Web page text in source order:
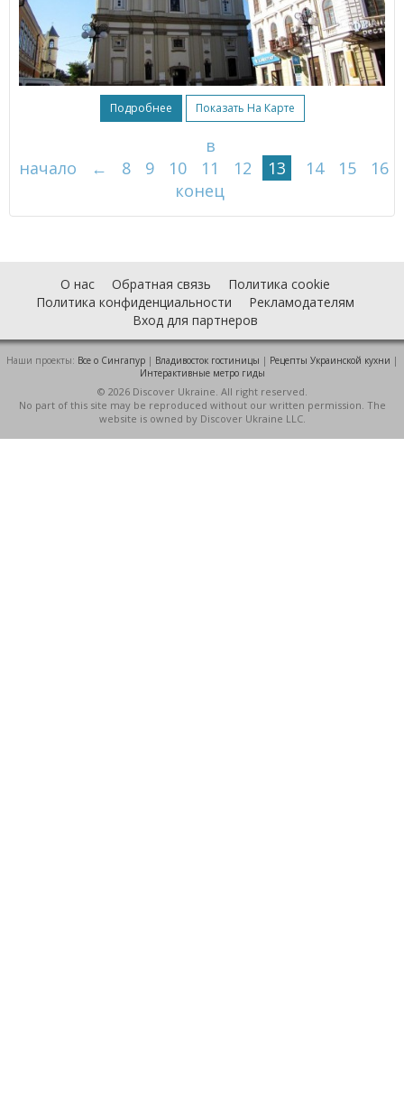
Подробнее Показать На Карте
в
начало
← 8 9 10 11 12 13 14 15 16
конец
О нас Обратная связь
Политика cookie
Политика конфиденциальности
Рекламодателям
Вход для партнеров
Наши проекты: Все о Cингапур | Владивосток гостиницы | Рецепты Украинской кухни |
Интерактивные метро гиды
© 2026 Discover Ukraine. All right reserved.
No part of this site may be reproduced without our written permission. The
website is owned by Discover Ukraine LLC.